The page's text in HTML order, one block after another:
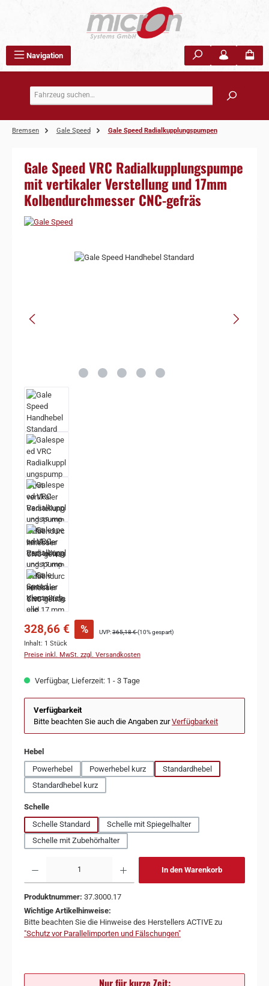
Navigation
Bremsen Gale Speed Gale Speed Radialkupplungspumpen
Gale Speed VRC Radialkupplungspumpe
mit vertikaler Verstellung und 17mm
Kolbendurchmesser CNC-gefräs
Bildergalerie überspringen
328,66 € % UVP:365,18 €(10% gespart)
Inhalt: 1 Stück
Preise inkl. MwSt. zzgl. Versandkosten
Verfügbar, Lieferzeit: 1 - 3 Tage
Verfügbarkeit
Bitte beachten Sie auch die Angaben zurVerfügbarkeit
Hebelauswählen
Powerhebel
Powerhebel kurz
Standardhebel
Standardhebel kurz
Schelleauswählen
Schelle Standard
Schelle mit Spiegelhalter
Schelle mit Zubehörhalter
In den Warenkorb
Produktnummer: 37.3000.17
Wichtige Artikelhinweise:
Bitte beachten Sie die Hinweise des Herstellers ACTIVE zu
"Schutz vor Parallelimporten und Fälschungen"